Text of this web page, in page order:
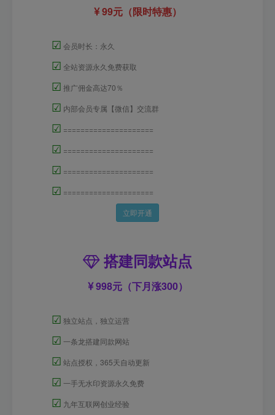
99元（限时特惠）
☑ 会员时长：永久
☑ 全站资源永久免费获取
☑ 推广佣金高达70％
☑ 内部会员专属【微信】交流群
☑ =====================
☑ =====================
☑ =====================
☑ =====================
立即开通
搭建同款站点
998元（下月涨300）
☑ 独立站点，独立运营
☑ 一条龙搭建同款网站
☑ 站点授权，365天自动更新
☑ 一手无水印资源永久免费
☑ 九年互联网创业经验